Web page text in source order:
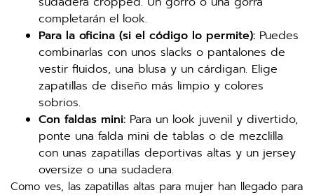
completarán el look.
Para la oficina (si el código lo permite): Puedes
combinarlas con unos slacks o pantalones de
vestir fluidos, una blusa y un cárdigan. Elige
zapatillas de diseño más limpio y colores
sobrios.
Con faldas mini: Para un look juvenil y divertido,
ponte una falda mini de tablas o de mezclilla
con unas zapatillas deportivas altas y un jersey
oversize o una sudadera.
Como ves, las zapatillas altas para mujer han llegado para